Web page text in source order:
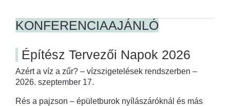
KONFERENCIAAJÁNLÓ
Építész Tervezői Napok 2026
Azért a víz a zűr? – vízszigetelések rendszerben –
2026. szeptember 17.
Rés a pajzson – épületburok nyílászáróknál és más